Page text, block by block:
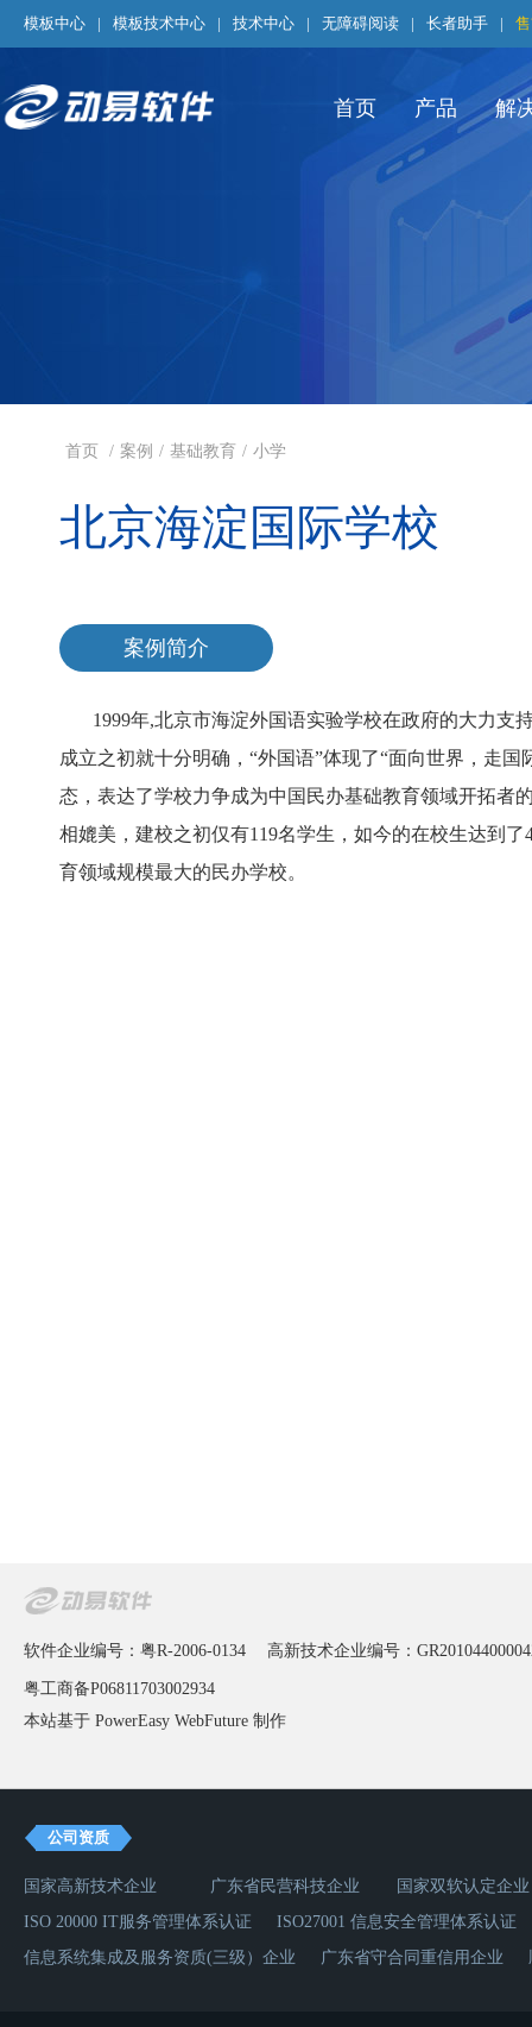
模板中心 | 模板技术中心 | 技术中心 | 无障碍阅读 | 长者助手 |
首页 产品 解
首页 / 案例 / 基础教育 / 小学
北京海淀国际学校
案例简介
1999年,北京市海淀外国语实验学校在政府的大力支
成立之初就十分明确，“外国语”体现了“面向世界，走
态，表达了学校力争成为中国民办基础教育领域开拓者
相媲美，建校之初仅有119名学生，如今的在校生达到
育领域规模最大的民办学校。
软件企业编号：粤R-2006-0134 高新技术企业编号：
粤工商备P06811703002934
本站基于 PowerEasy WebFuture 制作
公司资质
国家高新技术企业 广东省民营科技企业
国家双软认定企业
ISO 20000 IT服务管理体系认证
ISO27001 信息安全管理体系认证
信息系统集成及服务资质(三级）企业
广东省守合同重信用企业